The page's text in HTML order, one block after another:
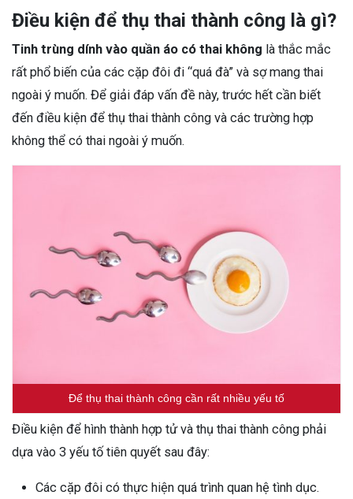
Điều kiện để thụ thai thành công là gì?
Tinh trùng dính vào quần áo có thai không là thắc mắc
rất phổ biến của các cặp đôi đi “quá đà” và sợ mang thai
ngoài ý muốn. Để giải đáp vấn đề này, trước hết cần biết
đến điều kiện để thụ thai thành công và các trường hợp
không thể có thai ngoài ý muốn.
Để thụ thai thành công cần rất nhiều yếu tố
Điều kiện để hình thành hợp tử và thụ thai thành công phải
dựa vào 3 yếu tố tiên quyết sau đây:
Các cặp đôi có thực hiện quá trình quan hệ tình dục.